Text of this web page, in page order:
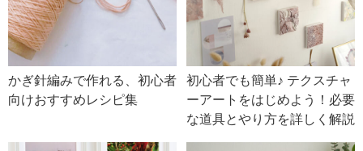
かぎ針編みで作れる、初心者
向けおすすめレシピ集
初心者でも簡単♪ テクスチャ
ーアートをはじめよう！必要
な道具とやり方を詳しく解説